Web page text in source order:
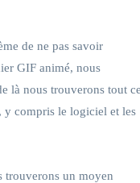
de ne pas savoir
GIF animé, nous
là nous trouverons tout
y compris le logiciel et les
trouverons un moyen